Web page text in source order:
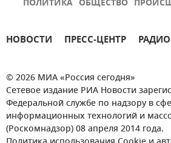
ПОЛИТИКА ОБЩЕСТВО
НОВОСТИ ПРЕСС-ЦЕНТР РАДИО
© 2026 МИА «Россия сегодня»
Сетевое издание РИА Новости
Федеральной службе по надзору в
информационных технологий и
(Роскомнадзор) 08 апреля 2014 года.